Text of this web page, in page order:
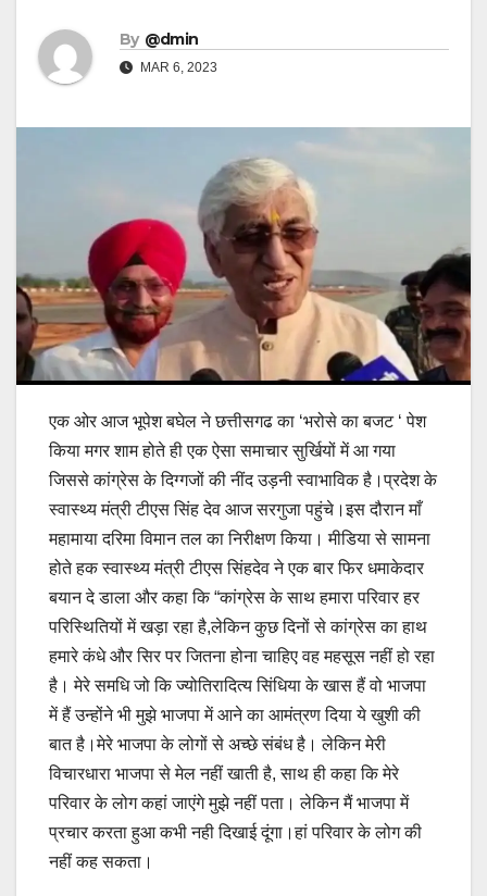
By @dmin
MAR 6, 2023
एक ओर आज भूपेश बघेल ने छत्तीसगढ का ‘भरोसे का बजट ‘ पेश
किया मगर शाम होते ही एक ऐसा समाचार सुर्खियों में आ गया
जिससे कांग्रेस के दिग्गजों की नींद उड़नी स्वाभाविक है।प्रदेश के
स्वास्थ्य मंत्री टीएस सिंह देव आज सरगुजा पहुंचे।इस दौरान माँ
महामाया दरिमा विमान तल का निरीक्षण किया। मीडिया से सामना
होते हक स्वास्थ्य मंत्री टीएस सिंहदेव ने एक बार फिर धमाकेदार
बयान दे डाला और कहा कि “कांग्रेस के साथ हमारा परिवार हर
परिस्थितियों में खड़ा रहा है,लेकिन कुछ दिनों से कांग्रेस का हाथ
हमारे कंधे और सिर पर जितना होना चाहिए वह महसूस नहीं हो रहा
है। मेरे समधि जो कि ज्योतिरादित्य सिंधिया के खास हैं वो भाजपा
में हैं उन्होंने भी मुझे भाजपा में आने का आमंत्रण दिया ये खुशी की
बात है।मेरे भाजपा के लोगों से अच्छे संबंध है। लेकिन मेरी
विचारधारा भाजपा से मेल नहीं खाती है, साथ ही कहा कि मेरे
परिवार के लोग कहां जाएंगे मुझे नहीं पता। लेकिन मैं भाजपा में
प्रचार करता हुआ कभी नही दिखाई दूंगा।हां परिवार के लोग की
नहीं कह सकता।